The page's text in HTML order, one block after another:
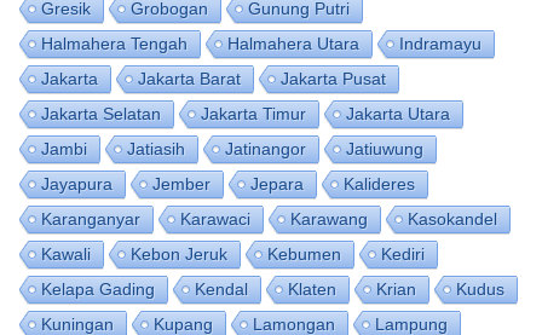
Gresik
Grobogan
Gunung Putri
Halmahera Tengah
Halmahera Utara
Indramayu
Jakarta
Jakarta Barat
Jakarta Pusat
Jakarta Selatan
Jakarta Timur
Jakarta Utara
Jambi
Jatiasih Jatinangor
Jatiuwung
Jayapura
Jember Jepara
Kalideres
Karanganyar
Karawaci Karawang
Kasokandel
Kawali
Kebon Jeruk Kebumen
Kediri
Kelapa Gading
Kendal Klaten Krian
Kudus
Kuningan
Kupang Lamongan
Lampung